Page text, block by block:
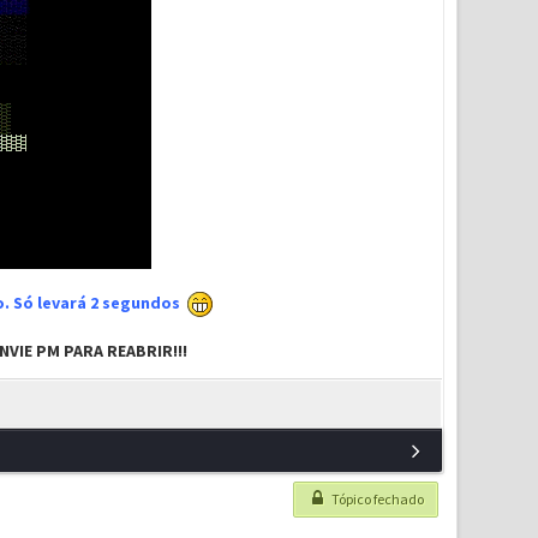
Só levará 2 segundos
PM PARA REABRIR!!!
Tópico fechado